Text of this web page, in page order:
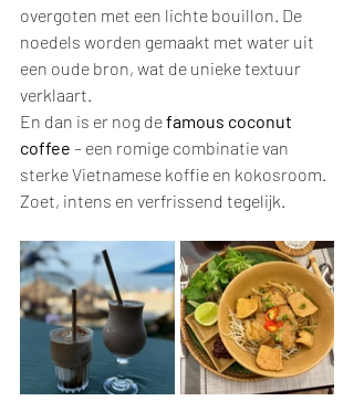
overgoten met een lichte bouillon. De
noedels worden gemaakt met water uit
een oude bron, wat de unieke textuur
verklaart.
En dan is er nog de famous coconut
coffee – een romige combinatie van
sterke Vietnamese koffie en kokosroom.
Zoet, intens en verfrissend tegelijk.